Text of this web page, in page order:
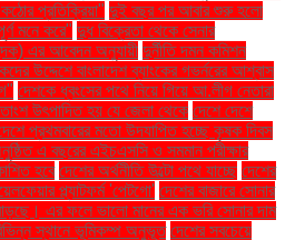
প্রতিক্রিয়া" দুই বছর পর আবার শুরু হলো
মনে করে" দুধ বিক্রেতা থেকে সেনার
এর আবেদন অনুযায়ী দুর্নীতি দমন কমিশন
উদ্দেশে বাংলাদেশ ব্যাংকের গভর্নরের আশ্বাস
দেশকে ধ্বংসের পথে নিয়ে গিয়ে আ.লীগ নেতারা
উৎপাদিত হয় যে জেলা থেকে দেশে দেশে
প্রথমবারের মতো উদযাপিত হচ্ছে কৃষক দিবস
এ বছরের এইচএসসি ও সমমান পরীক্ষার
হবে দেশের অর্থনীতি উল্টো পথে যাচ্ছে দেশের
প্ল্যাটফর্ম 'পেটগো' দেশের বাজারে সোনার
এর ফলে ভালো মানের এক ভরি সোনার দাম
স্থানে ভূমিকম্প অনুভূত দেশের সবচেয়ে